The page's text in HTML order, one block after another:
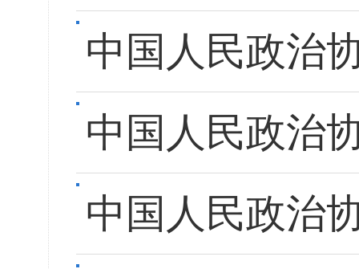
中国人民政治
中国人民政治
中国人民政治